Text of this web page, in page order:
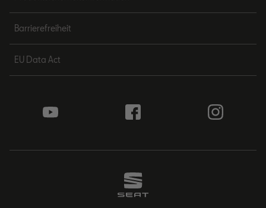
Barrierefreiheit
EU Data Act